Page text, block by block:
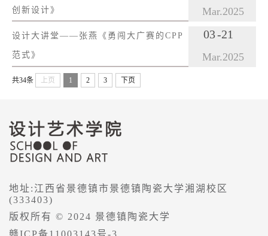
创新设计》 Mar.2025
设计大讲堂——张燕《勇闯大广赛的CPP
范式》
03-21
Mar.2025
共34条 上页 1 2 3 下页
地址:江西省景德镇市景德镇陶瓷大学湘湖校区
(333403)
版权所有 © 2024 景德镇陶瓷大学
赣ICP备11003143号-3